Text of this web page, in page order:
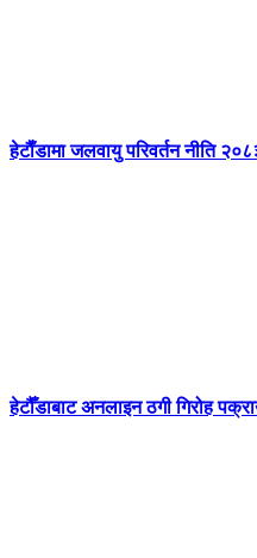
हेटाैँडामा जलवायु परिवर्तन नीति
हेटौँडाबाट अनलाइन ठगी गिरोह